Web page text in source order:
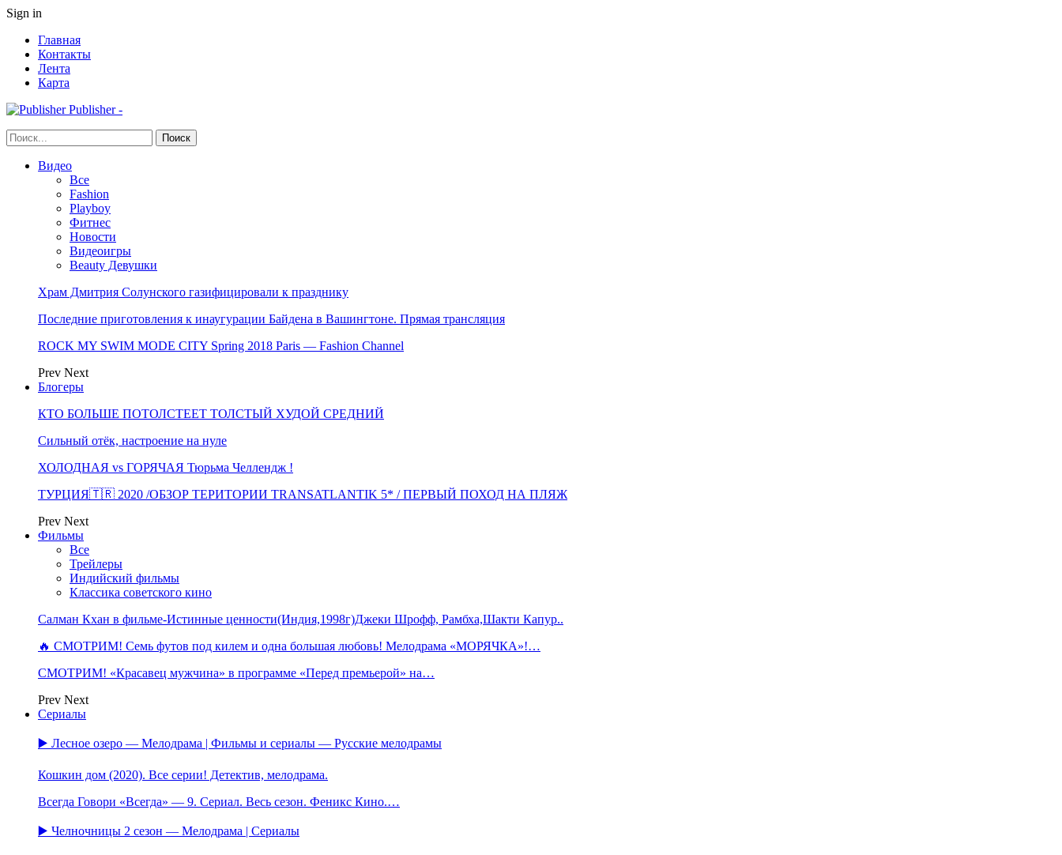
Sign in
Главная
Контакты
Лента
Карта
Publisher -
Видео
Все
Fashion
Playboy
Фитнес
Новости
Видеоигры
Beauty Девушки
Храм Дмитрия Солунского газифицировали к празднику
Последние приготовления к инаугурации Байдена в Вашингтоне. Прямая трансляция
ROCK MY SWIM MODE CITY Spring 2018 Paris — Fashion Channel
Prev Next
Блогеры
КТО БОЛЬШЕ ПОТОЛСТЕЕТ ТОЛСТЫЙ ХУДОЙ СРЕДНИЙ
Сильный отёк, настроение на нуле
ХОЛОДНАЯ vs ГОРЯЧАЯ Тюрьма Челлендж !
ТУРЦИЯ🇹🇷 2020 /ОБЗОР ТЕРИТОРИИ TRANSATLANTIK 5* / ПЕРВЫЙ ПОХОД НА ПЛЯЖ
Prev Next
Фильмы
Все
Трейлеры
Индийский фильмы
Классика советского кино
Салман Кхан в фильме-Истинные ценности(Индия,1998г)Джеки Шрофф, Рамбха,Шакти Капур..
🔥 СМОТРИМ! Семь футов под килем и одна большая любовь! Мелодрама «МОРЯЧКА»!…
СМОТРИМ! «Красавец мужчина» в программе «Перед премьерой» на…
Prev Next
Сериалы
▶️ Лесное озеро — Мелодрама | Фильмы и сериалы — Русские мелодрамы
Кошкин дом (2020). Все серии! Детектив, мелодрама.
Всегда Говори «Всегда» — 9. Сериал. Весь сезон. Феникс Кино.…
▶️ Челночницы 2 сезон — Мелодрама | Сериалы